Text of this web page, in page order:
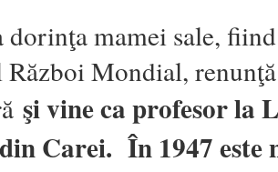
dorinţa mamei sale,
Mondial,
şi vine ca profesor la
Carei. În 1947 este